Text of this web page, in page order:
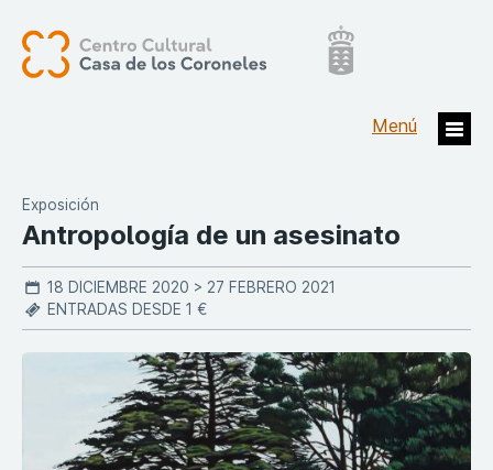
Exposición
Antropología de un asesinato
18 DICIEMBRE 2020 > 27 FEBRERO 2021
ENTRADAS DESDE 1 €